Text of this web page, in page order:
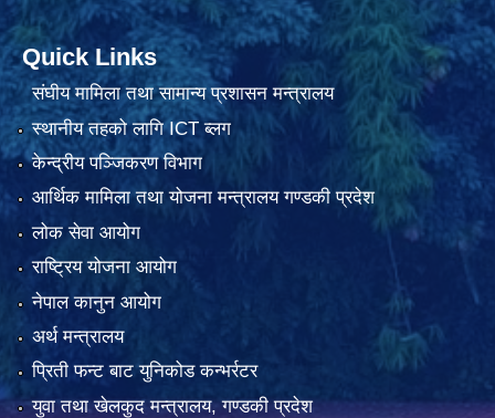
Quick Links
संघीय मामिला तथा सामान्य प्रशासन मन्त्रालय
स्थानीय तहको लागि ICT ब्लग
केन्द्रीय पञ्जिकरण विभाग
आर्थिक मामिला तथा योजना मन्त्रालय गण्डकी प्रदेश
लोक सेवा आयोग
राष्ट्रिय योजना आयोग
नेपाल कानुन आयोग
अर्थ मन्त्रालय
प्रिती फन्ट बाट युनिकोड कन्भर्रटर
युवा तथा खेलकुद मन्त्रालय, गण्डकी प्रदेश